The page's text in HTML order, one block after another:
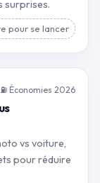
surprises.
pour se lancer
⛽ Économies 2026
vs voiture,
pour réduire